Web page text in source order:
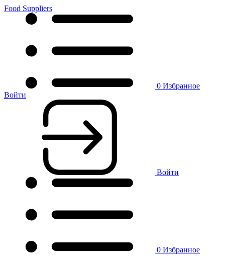
Food Suppliers
0 Избранное
Войти
Войти
0 Избранное